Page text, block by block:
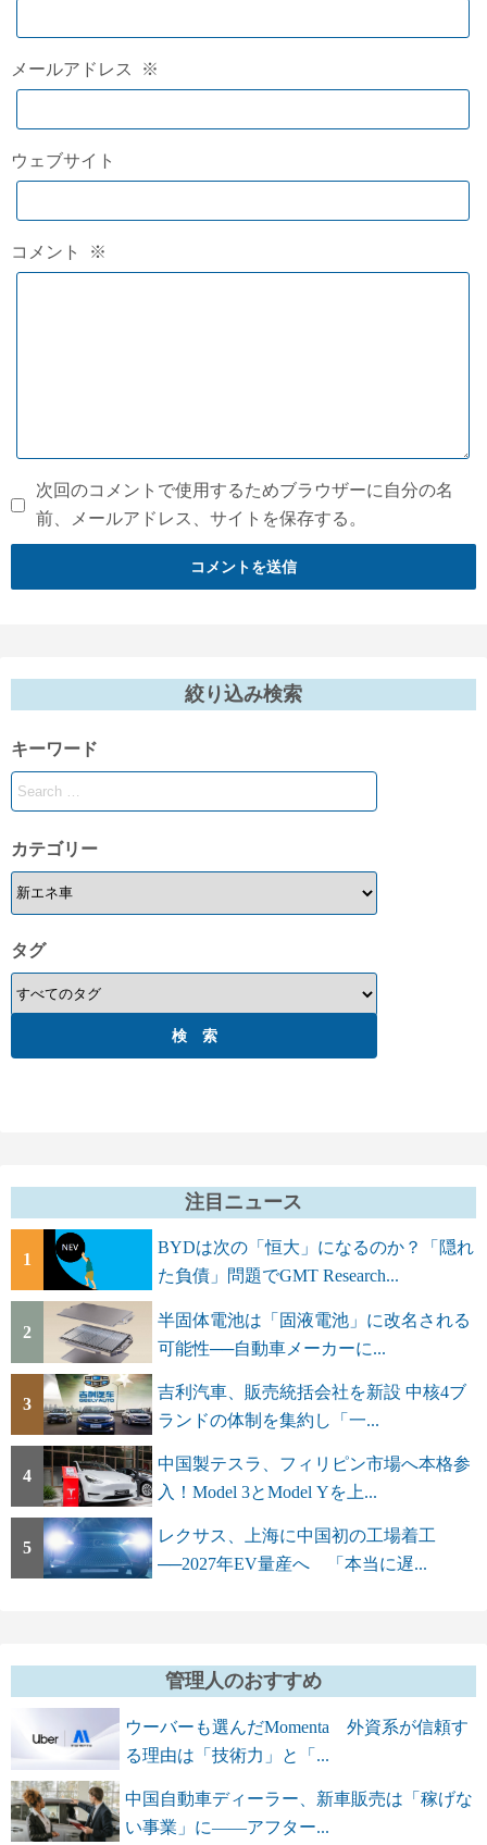
メールアドレス ※
ウェブサイト
コメント ※
次回のコメントで使用するためブラウザーに自分の名
前、メールアドレス、サイトを保存する。
絞り込み検索
キーワード
カテゴリー
タグ
注目ニュース
1
BYDは次の「恒大」になるのか？「隠れ
た負債」問題でGMT Research...
2
半固体電池は「固液電池」に改名される
可能性──自動車メーカーに...
3
吉利汽車、販売統括会社を新設 中核4ブ
ランドの体制を集約し「一...
4
中国製テスラ、フィリピン市場へ本格参
入！Model 3とModel Yを上...
5
レクサス、上海に中国初の工場着工
──2027年EV量産へ 「本当に遅...
管理人のおすすめ
ウーバーも選んだMomenta 外資系が信頼す
る理由は「技術力」と「...
中国自動車ディーラー、新車販売は「稼げな
い事業」に――アフター...